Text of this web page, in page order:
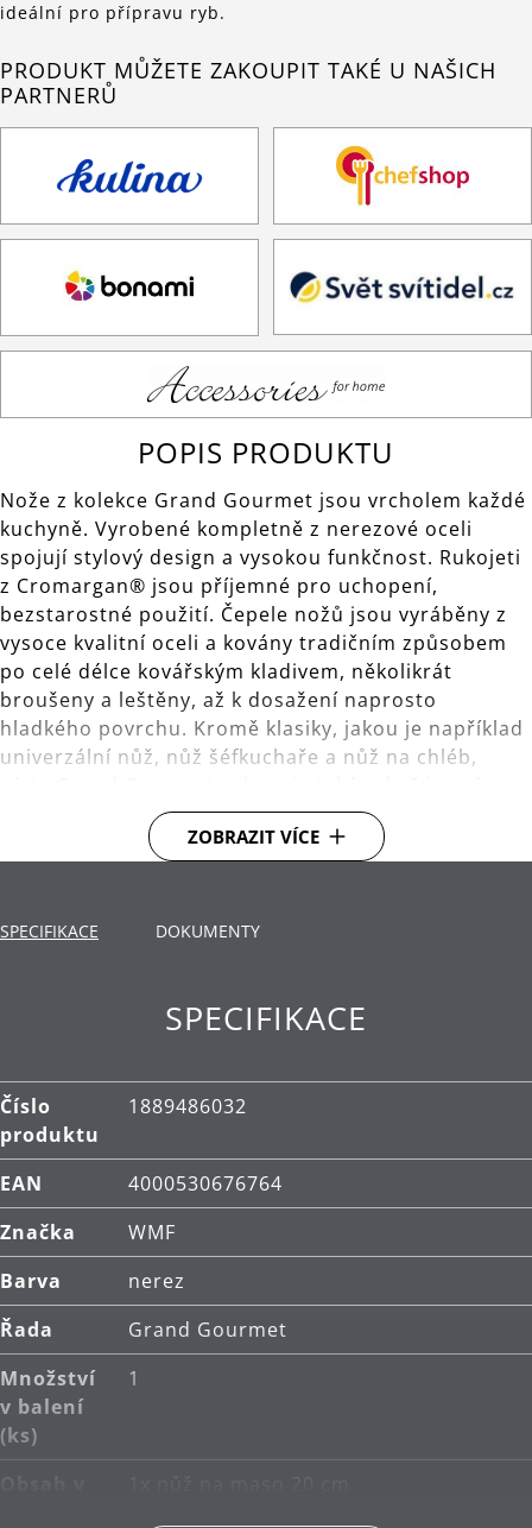
ideální pro přípravu ryb.
PRODUKT MŮŽETE ZAKOUPIT TAKÉ U NAŠICH
PARTNERŮ
POPIS PRODUKTU
Nože z kolekce Grand Gourmet jsou vrcholem každé
kuchyně. Vyrobené kompletně z nerezové oceli
spojují stylový design a vysokou funkčnost. Rukojeti
z Cromargan® jsou příjemné pro uchopení,
bezstarostné použití. Čepele nožů jsou vyráběny z
vysoce kvalitní oceli a kovány tradičním způsobem
po celé délce kovářským kladivem, několikrát
broušeny a leštěny, až k dosažení naprosto
hladkého povrchu. Kromě klasiky, jakou je například
univerzální nůž, nůž šéfkuchaře a nůž na chléb,
filetovací a Santoku nože. Design a použitý materiál
je vhodný pro gravírování - což vám umožní mít
Celková délka 32 cm, délka čepele 20 cm.
Rukojeť vyrobená z vysoce kvalitní nerezové oceli
Cromargan® 18/10.
Technologie Performance Cut:V tomto
jedinečném postupu podrobujeme čepele přesně
řízenému tepelnému zpracování, které
optimalizuje vnitřní strukturu ocelové čepele.
Každá jednotlivá čepel je následně měřena
laserem, aby se určil perfektní úhel broušení, a
poté je broušena robotem, aby získala úhel s
dosud nedosaženou ostrostí. To je WMF
Performance Cut - pro vynikající a dlouhotrvající
ostrost.
Ergonomicky tvarovaná rukojeť a dokonale
vyvážená váha čepele a rukojeti pro pohodlnou
manipulaci.
ZOBRAZIT VÍCE
SPECIFIKACE DOKUMENTY
SPECIFIKACE
Číslo
produktu
1889486032
EAN
4000530676764
Značka
WMF
Barva
nerez
Řada
Grand Gourmet
Množství
v balení
(ks)
1